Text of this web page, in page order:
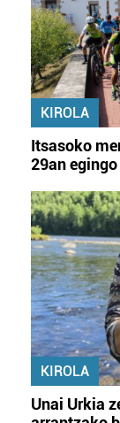
KIROLA
Itsasoko
29an
KIROLA
Unai Urkia